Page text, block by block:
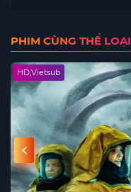
PHIM CÙNG THỂ LOẠI
HD,Vietsub